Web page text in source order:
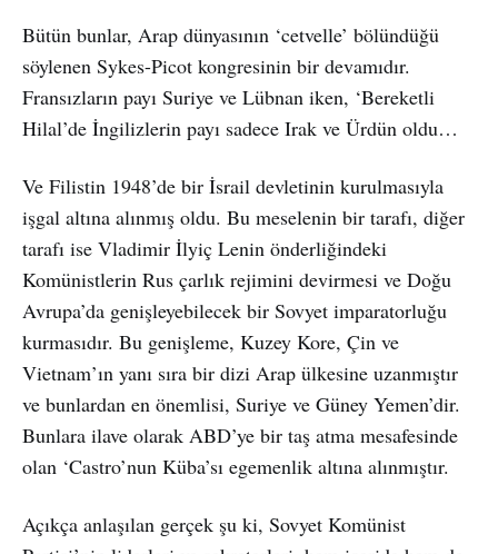
Bütün bunlar, Arap dünyasının ‘cetvelle’ bölündüğü
söylenen Sykes-Picot kongresinin bir devamıdır.
Fransızların payı Suriye ve Lübnan iken, ‘Bereketli
Hilal’de İngilizlerin payı sadece Irak ve Ürdün oldu…
Ve Filistin 1948’de bir İsrail devletinin kurulmasıyla
işgal altına alınmış oldu. Bu meselenin bir tarafı, diğer
tarafı ise Vladimir İlyiç Lenin önderliğindeki
Komünistlerin Rus çarlık rejimini devirmesi ve Doğu
Avrupa’da genişleyebilecek bir Sovyet imparatorluğu
kurmasıdır. Bu genişleme, Kuzey Kore, Çin ve
Vietnam’ın yanı sıra bir dizi Arap ülkesine uzanmıştır
ve bunlardan en önemlisi, Suriye ve Güney Yemen’dir.
Bunlara ilave olarak ABD’ye bir taş atma mesafesinde
olan ‘Castro’nun Küba’sı egemenlik altına alınmıştır.
Açıkça anlaşılan gerçek şu ki, Sovyet Komünist